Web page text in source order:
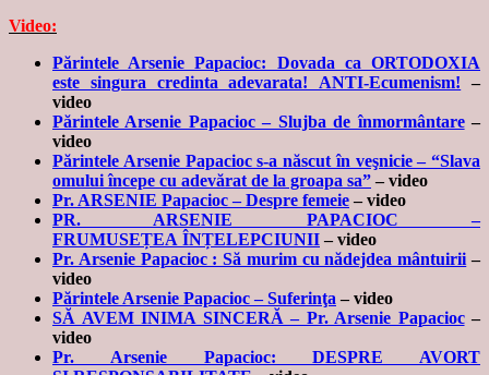
Video:
Părintele Arsenie Papacioc: Dovada ca ORTODOXIA
este singura credinta adevarata! ANTI-Ecumenism! –
video
Părintele Arsenie Papacioc – Slujba de înmormântare–
video
Părintele Arsenie Papacioc s-a născut în veşnicie – “Slava
omului începe cu adevărat de la groapa sa”– video
Pr. ARSENIE Papacioc – Despre femeie– video
PR. ARSENIE PAPACIOC –
FRUMUSEȚEA ÎNȚELEPCIUNII– video
Pr. Arsenie Papacioc : Să murim cu nădejdea mântuirii –
video
Părintele Arsenie Papacioc – Suferinţa – video
SĂ AVEM INIMA SINCERĂ – Pr. Arsenie Papacioc–
video
Pr. Arsenie Papacioc: DESPRE AVORT